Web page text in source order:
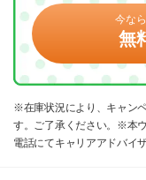
今な
無
※在庫状況により、キャン
す。ご了承ください。※本
電話にてキャリアアドバイ